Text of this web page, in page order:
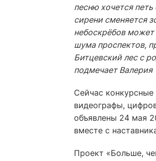
песню хочется петь
сирени сменяется
небоскрёбов может
шума проспектов,
Битцевский лес с
подмечает Валерия
Сейчас
видеографы,
объявлены 24 мая
вместе с
Проект «Больше,